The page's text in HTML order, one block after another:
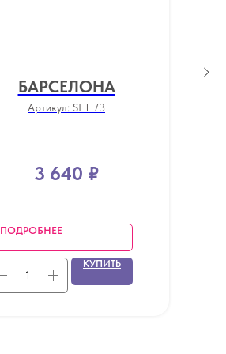
БАРСЕЛОНА
Артикул: SET 73
3 640 ₽
ПОДРОБНЕЕ
КУПИТЬ